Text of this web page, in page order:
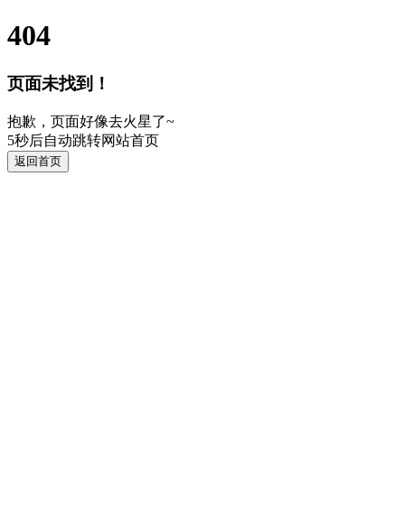
404
页面未找到！
抱歉，页面好像去火星了~
5秒后自动跳转网站首页
返回首页